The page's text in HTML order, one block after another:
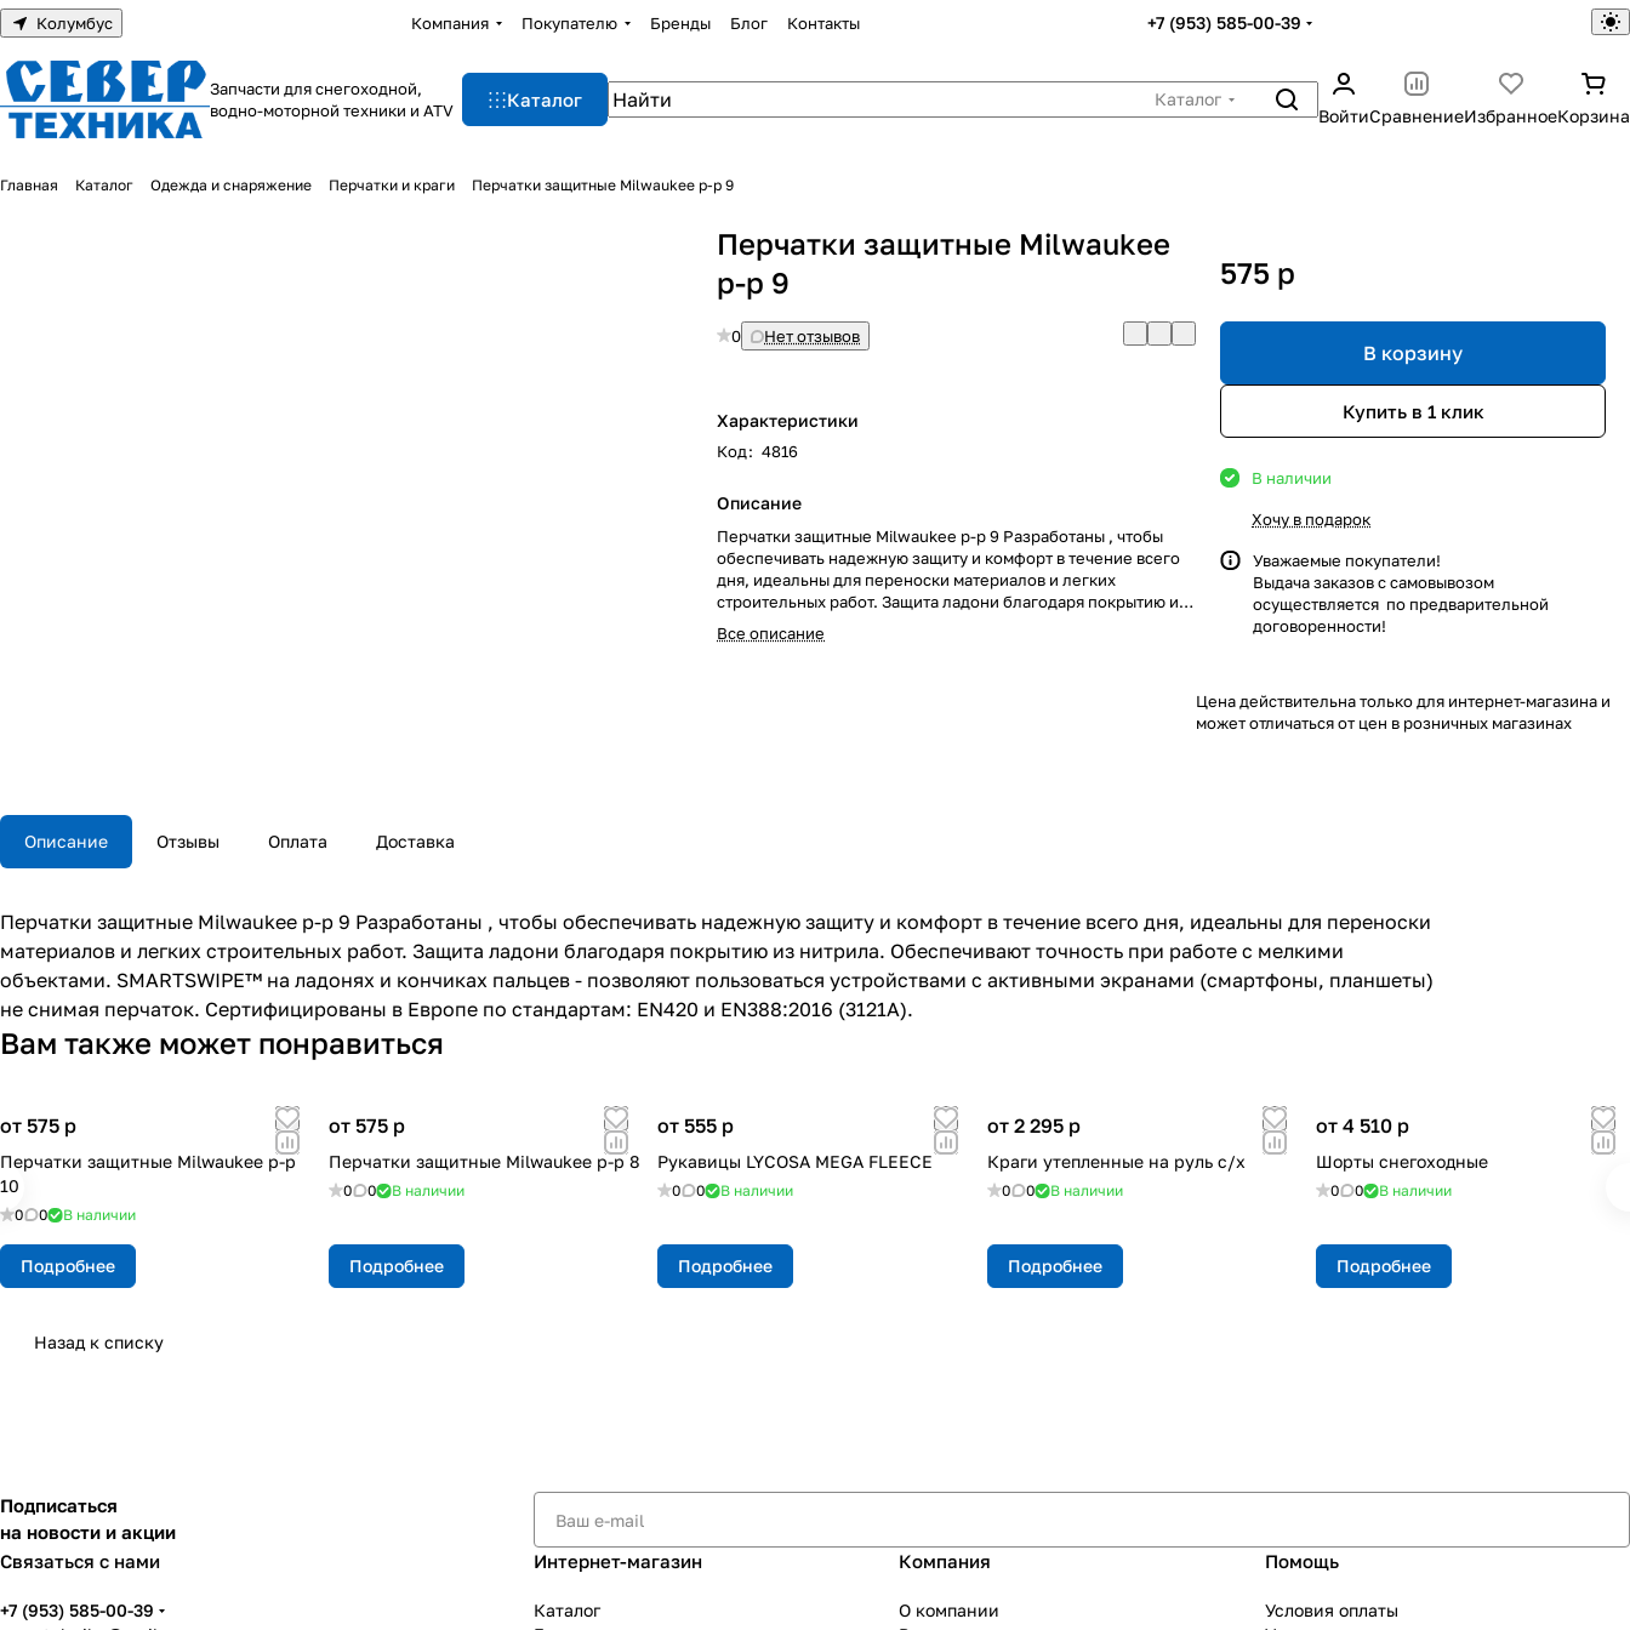
Колумбус Компания Покупателю Бренды Блог Контакты +7 (953) 585-00-39
Запчасти для снегоходной,
водно-моторной техники и ATV
Каталог
Каталог
ВойтиСравнениеИзбранноеКорзина
Главная Каталог Одежда и снаряжение Перчатки и краги Перчатки защитные Milwaukee p-р 9
Перчатки защитные Milwaukee
p-р 9
0 Нет отзывов
Характеристики
Код: 4816
Описание
Перчатки защитные Milwaukee p-р 9 Разработаны , чтобы
обеспечивать надежную защиту и комфорт в течение всего
дня, идеальны для переноски материалов и легких
строительных работ. Защита ладони благодаря покрытию из
нитрила. Обеспечивают точность при работе с мелкими
объектами. SMARTSWIPE™ на ладонях и кончиках пальцев -
Все описание
575 p
В корзину
Купить в 1 клик
В наличии
Хочу в подарок
Уважаемые покупатели!
Выдача заказов с самовывозом
осуществляется по предварительной
договоренности!
Цена действительна только для интернет-магазина и
может отличаться от цен в розничных магазинах
Описание Отзывы Оплата Доставка
Перчатки защитные Milwaukee p-р 9 Разработаны , чтобы обеспечивать надежную защиту и комфорт в течение всего дня, идеальны для переноски
материалов и легких строительных работ. Защита ладони благодаря покрытию из нитрила. Обеспечивают точность при работе с мелкими
объектами. SMARTSWIPE™ на ладонях и кончиках пальцев - позволяют пользоваться устройствами с активными экранами (смартфоны, планшеты)
не снимая перчаток. Сертифицированы в Европе по стандартам: EN420 и EN388:2016 (3121A).
Вам также может понравиться
от 575 p
Перчатки защитные Milwaukee p-р
10
0 0 В наличии
Подробнее
от 575 p
Перчатки защитные Milwaukee p-р 8
0 0 В наличии
Подробнее
от 555 p
Рукавицы LYCOSA MEGA FLEECE
0 0 В наличии
Подробнее
от 2 295 p
Краги утепленные на руль с/х
0 0 В наличии
Подробнее
от 4 510 p
Шорты снегоходные
0 0 В наличии
Подробнее
Назад к списку
Подписаться
на новости и акции
Связаться с нами
+7 (953) 585-00-39
Интернет-магазин
Каталог
Компания
О компании
Помощь
Условия оплаты